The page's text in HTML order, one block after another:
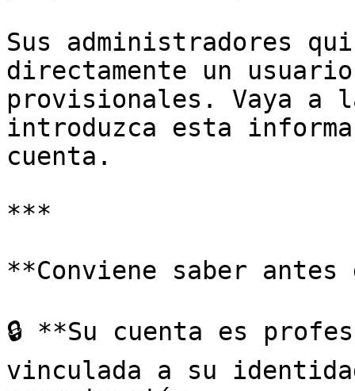
Sus administradores
directamente un
provisionales. Vaya a
introduzca esta
cuenta.
***
**Conviene saber antes
🔒 **Su cuenta es
vinculada a su